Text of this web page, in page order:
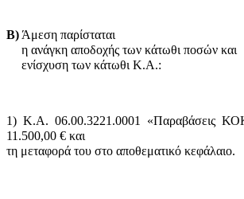
Β) Άμεση παρίσταται
η ανάγκη αποδοχής των κάτωθι ποσών και
ενίσχυση των κάτωθι Κ.Α.:
1) Κ.Α. 06.00.3221.0001 «Παραβάσεις
11.500,00 € και
τη μεταφορά του στο αποθεματικό κεφάλαιο.